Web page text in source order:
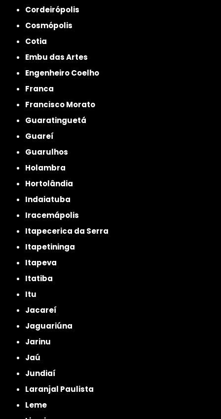
Cordeirópolis
Cosmópolis
Cotia
Embu das Artes
Engenheiro Coelho
Franca
Francisco Morato
Guaratinguetá
Guareí
Guarulhos
Holambra
Hortolândia
Indaiatuba
Iracemápolis
Itapecerica da Serra
Itapetininga
Itapeva
Itatiba
Itu
Jacareí
Jaguariúna
Jarinu
Jaú
Jundiaí
Laranjal Paulista
Leme